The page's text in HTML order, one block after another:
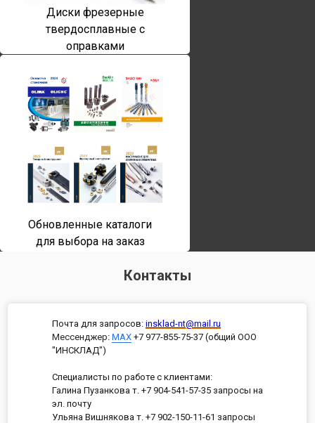
Диски фрезерные
твердосплавные с
оправками
Обновленные каталоги
для выбора на заказ
Контакты
Почта для запросов: insklad-nt@mail.ru
Мессенджер: MAX +7 977-855-75-37 (общий ООО
"ИНСКЛАД")
Специалисты по работе с клиентами:
Галина Пузанкова т. +7 904-541-57-35 запросы на
эл. почту
Ульяна Вишнякова т. +7 902-150-11-61 запросы